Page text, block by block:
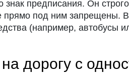
знак предписания. Он
под ним запрещены.
(например, автобусы
дорогу с